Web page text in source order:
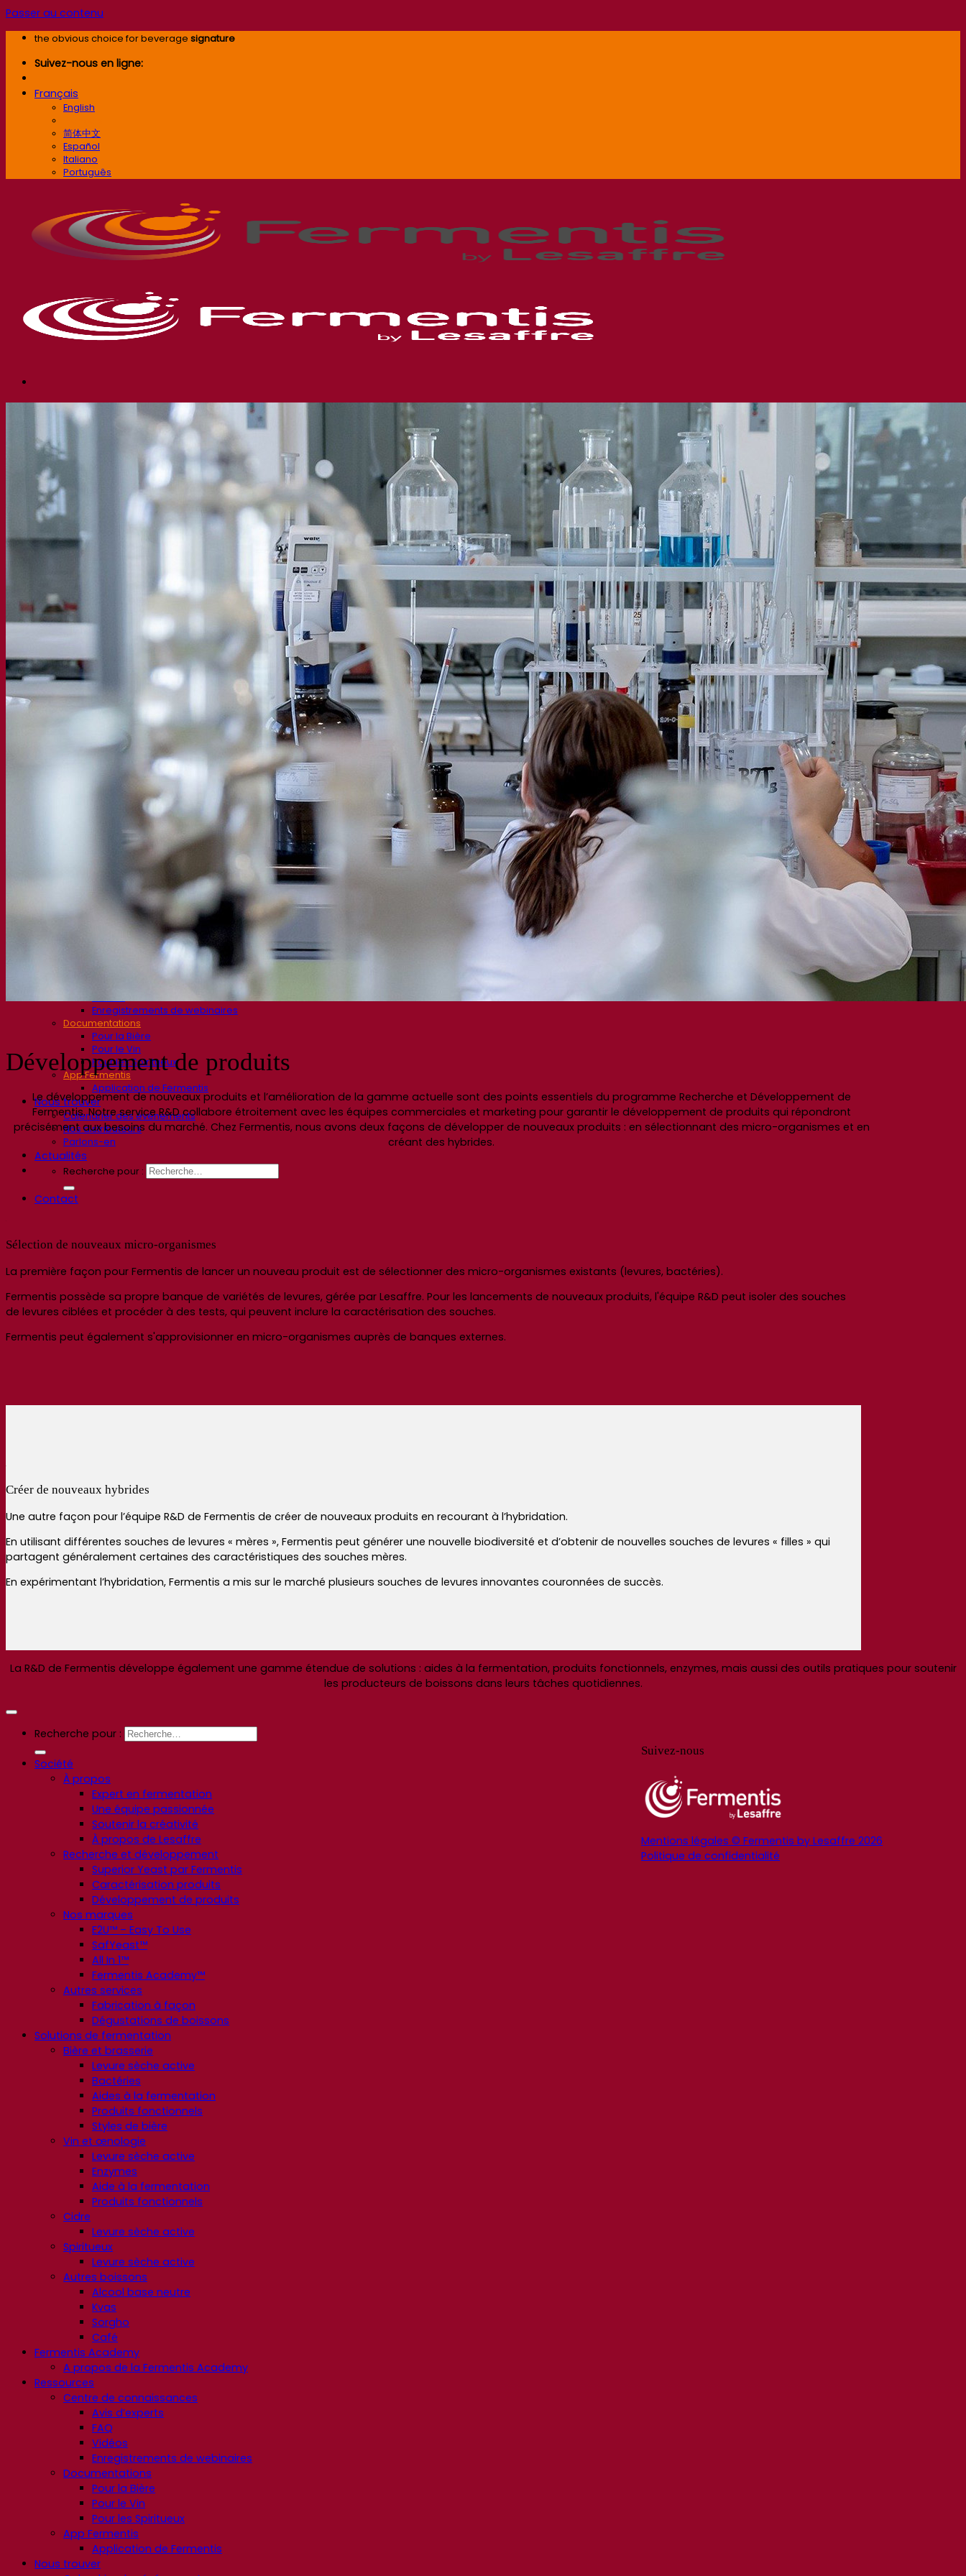
Passer au contenu
the obvious choice for beverage signature
Suivez-nous en ligne:
Français
English
简体中文
Español
Italiano
Português
Société
À propos
Expert en fermentation
Une équipe passionnée
Soutenir la créativité
À propos de Lesaffre
Recherche et développement
Superior Yeast par Fermentis
Caractérisation produits
Développement de produits
Nos marques
Fermentis Academy™
Autres services
Fabrication à façon
Solutions de fermentation
Bière et brasserie
Levure sèche active
Bactéries
Produits fonctionnels
Styles de bière
Vin et œnologie
Levure sèche active
Aide à la fermentation
Produits fonctionnels
Levure sèche active
Levure sèche active
Autres boissons
Alcool base neutre
Fermentis Academy
A propos de la Fermentis Academy
Centre de connaissances
Enregistrements de webinaires
Documentations
Pour la Bière
Pour le Vin
Pour les Spiritueux
App Fermentis
Application de Fermentis
Nous trouver
Calendrier des événements
Nos distributeurs
Parlons-en
Actualités
Recherche pour :
Contact
Développement de produits
Le développement de nouveaux produits et l’amélioration de la gamme actuelle sont des points essentiels du programme Recherche et Développement de
Fermentis. Notre service R&D collabore étroitement avec les équipes commerciales et marketing pour garantir le développement de produits qui répondront
précisément aux besoins du marché. Chez Fermentis, nous avons deux façons de développer de nouveaux produits : en sélectionnant des micro-organismes et en
créant des hybrides.
Sélection de nouveaux micro-organismes
La première façon pour Fermentis de lancer un nouveau produit est de sélectionner des micro-organismes existants (levures, bactéries).
Fermentis possède sa propre banque de variétés de levures, gérée par Lesaffre. Pour les lancements de nouveaux produits, l'équipe R&D peut isoler des souches
de levures ciblées et procéder à des tests, qui peuvent inclure la caractérisation des souches.
Fermentis peut également s'approvisionner en micro-organismes auprès de banques externes.
Créer de nouveaux hybrides
Une autre façon pour l’équipe R&D de Fermentis de créer de nouveaux produits en recourant à l’hybridation.
En utilisant différentes souches de levures « mères », Fermentis peut générer une nouvelle biodiversité et d’obtenir de nouvelles souches de levures « filles » qui
partagent généralement certaines des caractéristiques des souches mères.
En expérimentant l’hybridation, Fermentis a mis sur le marché plusieurs souches de levures innovantes couronnées de succès.
La R&D de Fermentis développe également une gamme étendue de solutions : aides à la fermentation, produits fonctionnels, enzymes, mais aussi des outils pratiques pour soutenir
les producteurs de boissons dans leurs tâches quotidiennes.
Suivez-nous
Mentions légales © Fermentis by Lesaffre 2026
Politique de confidentialité
Recherche pour :
Société
À propos
Expert en fermentation
Une équipe passionnée
Soutenir la créativité
À propos de Lesaffre
Recherche et développement
Superior Yeast par Fermentis
Caractérisation produits
Développement de produits
Nos marques
E2U™ – Easy To Use
SafYeast™
All In 1™
Fermentis Academy™
Autres services
Fabrication à façon
Dégustations de boissons
Solutions de fermentation
Bière et brasserie
Levure sèche active
Bactéries
Aides à la fermentation
Produits fonctionnels
Styles de bière
Vin et œnologie
Levure sèche active
Enzymes
Aide à la fermentation
Produits fonctionnels
Cidre
Levure sèche active
Spiritueux
Levure sèche active
Autres boissons
Alcool base neutre
Kvas
Sorgho
Café
Fermentis Academy
A propos de la Fermentis Academy
Ressources
Centre de connaissances
Avis d’experts
FAQ
Vidéos
Enregistrements de webinaires
Documentations
Pour la Bière
Pour le Vin
Pour les Spiritueux
App Fermentis
Application de Fermentis
Nous trouver